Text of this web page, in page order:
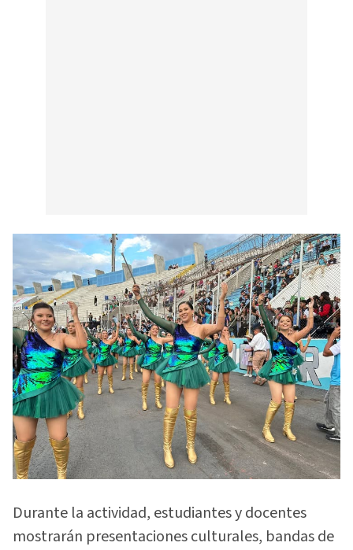
Durante la actividad, estudiantes y docentes
mostrarán presentaciones culturales, bandas de